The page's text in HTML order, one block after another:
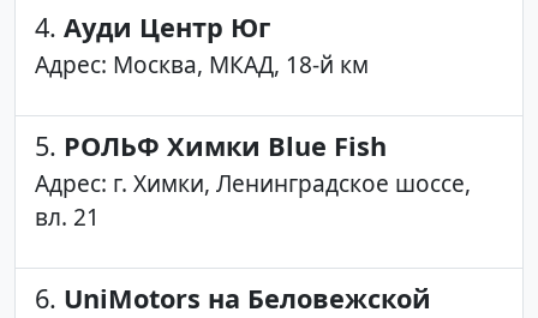
4. Ауди Центр Юг
Адрес: Москва, МКАД, 18-й км
5. РОЛЬФ Химки Blue Fish
Адрес: г. Химки, Ленинградское шоссе,
вл. 21
6. UniMotors на Беловежской